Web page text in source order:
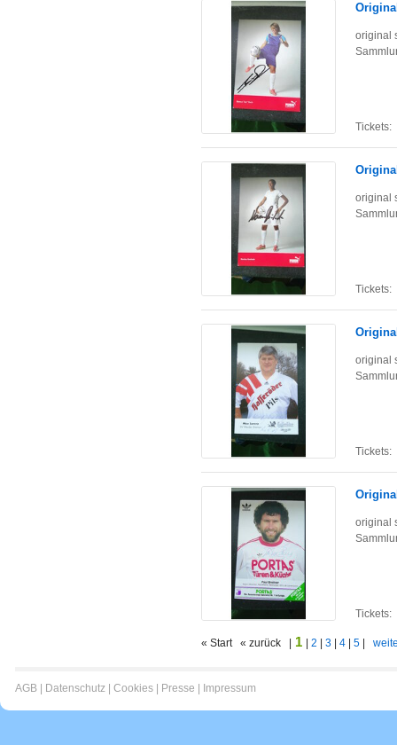
original
Tickets:
original
Tickets:
original
Tickets:
original
Tickets:
« Start « zurück | 1 2 3 4 5
AGB Datenschutz Cookies Presse Impressum